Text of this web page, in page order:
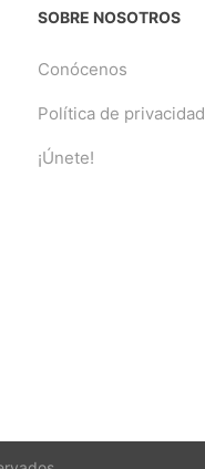
SOBRE NOSOTROS
Conócenos
Política de privacidad
¡Únete!